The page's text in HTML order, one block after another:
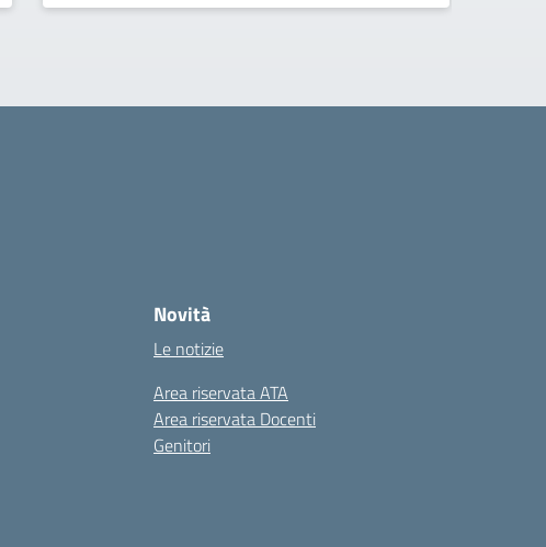
Novità
Le notizie
Area riservata ATA
Area riservata Docenti
Genitori